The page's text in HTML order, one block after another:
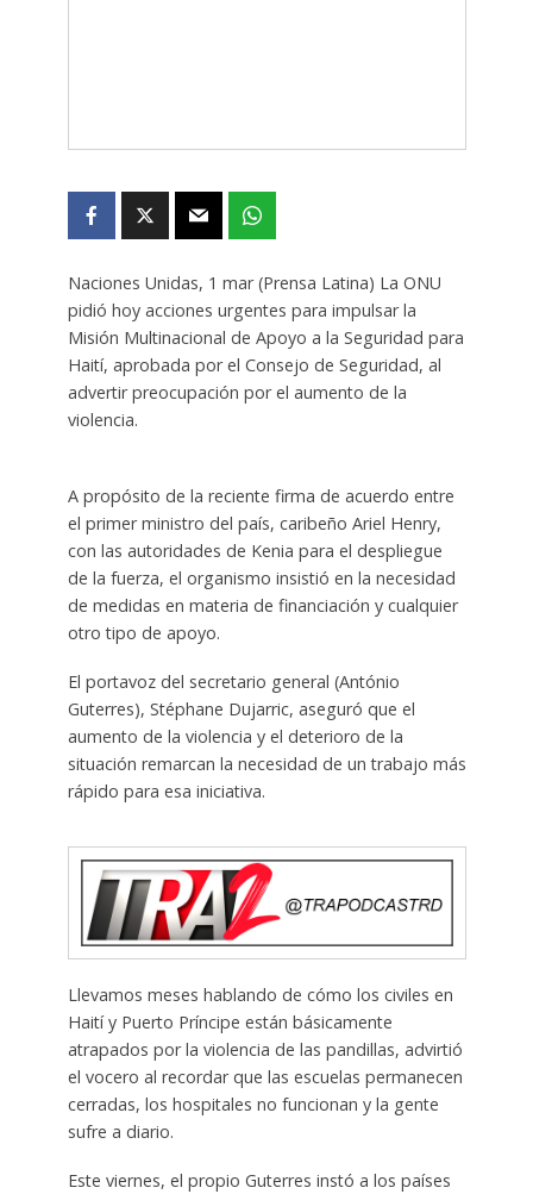
Naciones Unidas, 1 mar (Prensa Latina) La ONU
pidió hoy acciones urgentes para impulsar la
Misión Multinacional de Apoyo a la Seguridad para
Haití, aprobada por el Consejo de Seguridad, al
advertir preocupación por el aumento de la
violencia.
A propósito de la reciente firma de acuerdo entre
el primer ministro del país, caribeño Ariel Henry,
con las autoridades de Kenia para el despliegue
de la fuerza, el organismo insistió en la necesidad
de medidas en materia de financiación y cualquier
otro tipo de apoyo.
El portavoz del secretario general (António
Guterres), Stéphane Dujarric, aseguró que el
aumento de la violencia y el deterioro de la
situación remarcan la necesidad de un trabajo más
rápido para esa iniciativa.
Llevamos meses hablando de cómo los civiles en
Haití y Puerto Príncipe están básicamente
atrapados por la violencia de las pandillas, advirtió
el vocero al recordar que las escuelas permanecen
cerradas, los hospitales no funcionan y la gente
sufre a diario.
Este viernes, el propio Guterres instó a los países